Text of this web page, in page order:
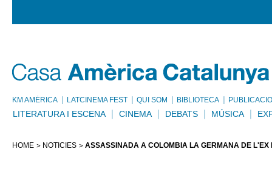
KM AMÈRICA LATCINEMA FEST QUI SOM BIBLIOTECA
LITERATURA I ESCENA CINEMA DEBATS MÚSICA
HOME NOTÍCIES ASSASSINADA A COLÒMBIA LA GERMANA DE L'EX